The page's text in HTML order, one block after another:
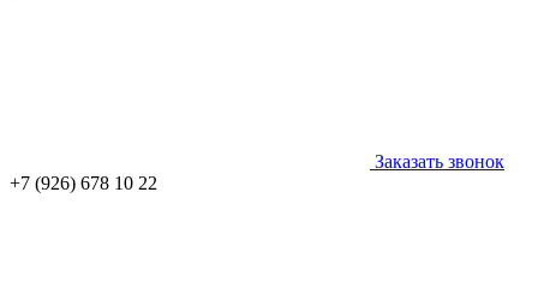
Заказать звонок
+7 (926) 678 10 22